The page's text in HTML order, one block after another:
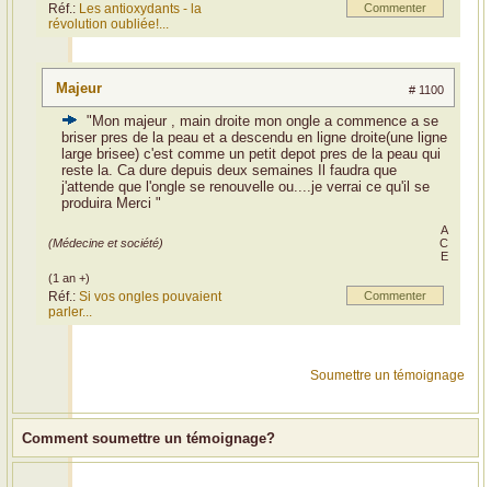
Réf.: Les antioxydants - la
révolution oubliée!...
Commenter
Majeur # 1100
"Mon majeur , main droite mon ongle a commence a se
briser pres de la peau et a descendu en ligne droite(une ligne
large brisee) c'est comme un petit depot pres de la peau qui
reste la. Ca dure depuis deux semaines Il faudra que
j'attende que l'ongle se renouvelle ou....je verrai ce qu'il se
produira Merci "
(Médecine et société)
A
C
E
(1 an +)
Réf.: Si vos ongles pouvaient
parler...
Commenter
Soumettre un témoignage
Comment soumettre un témoignage?